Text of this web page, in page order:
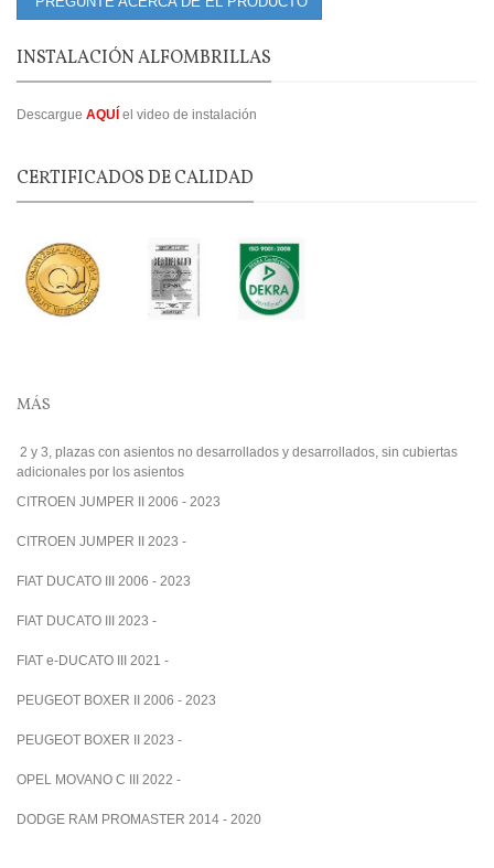
INSTALACIÓN ALFOMBRILLAS
Descargue AQUÍ el video de instalación
CERTIFICADOS DE CALIDAD
MÁS
2 y 3, plazas con asientos no desarrollados y desarrollados, sin cubiertas
adicionales por los asientos
CITROEN JUMPER II 2006 - 2023
CITROEN JUMPER II 2023 -
FIAT DUCATO III 2006 - 2023
FIAT DUCATO III 2023 -
FIAT e-DUCATO III 2021 -
PEUGEOT BOXER II 2006 - 2023
PEUGEOT BOXER II 2023 -
OPEL MOVANO C III 2022 -
DODGE RAM PROMASTER 2014 - 2020